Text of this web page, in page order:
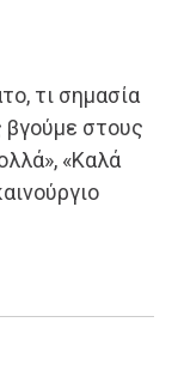
τι σημασία
βγούμε στους
«Καλά